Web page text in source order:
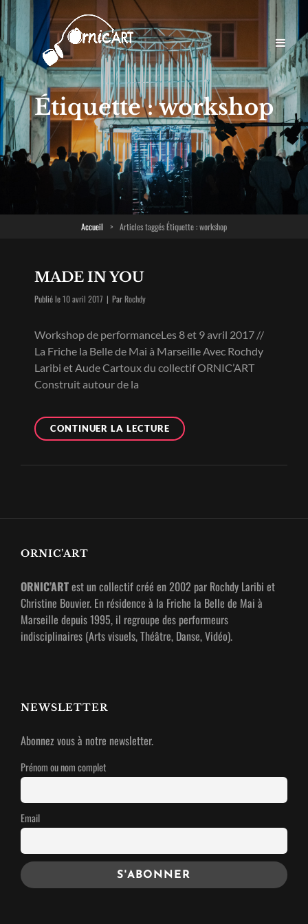
Étiquette :workshop
Accueil > Articles taggésÉtiquette :workshop
MADE IN YOU
Publié le10 avril 2017 | ParByline
Rochdy
Workshop de performanceLes 8 et 9 avril 2017 //
La Friche la Belle de Mai à Marseille Avec Rochdy
Laribi et Aude Cartoux du collectif ORNIC’ART
Construit autour de la
CONTINUER LA LECTUREMADE
IN
ORNIC’ART
ORNIC’ARTest un collectif créé en 2002 par Rochdy Laribi et
Christine Bouvier. En résidence à la Friche la Belle de Mai à
Marseille depuis 1995, il regroupe des performeurs
indisciplinaires (Arts visuels, Théâtre, Danse, Vidéo).
NEWSLETTER
Abonnez vous à notre newsletter.
Prénom ou nom complet
Email